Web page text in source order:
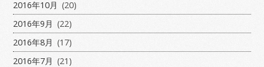
2016年10月 (20)
2016年9月 (22)
2016年8月 (17)
2016年7月 (21)